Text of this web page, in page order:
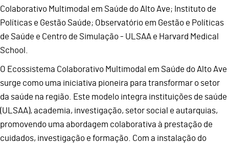
Colaborativo Multimodal em Saúde do Alto Ave; Instituto de
Políticas e Gestão Saúde; Observatório em Gestão e Políticas
de Saúde e Centro de Simulação - ULSAA e Harvard Medical
School.
O Ecossistema Colaborativo Multimodal em Saúde do Alto Ave
surge como uma iniciativa pioneira para transformar o setor
da saúde na região. Este modelo integra instituições de saúde
(ULSAA), academia, investigação, setor social e autarquias,
promovendo uma abordagem colaborativa à prestação de
cuidados, investigação e formação. Com a instalação do